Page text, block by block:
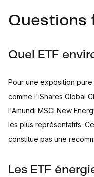
Questions
Quel ETF
Pour une exposition
comme l'iShares Global
l'Amundi MSCI New
les plus représentatifs.
constitue pas une
Les ETF